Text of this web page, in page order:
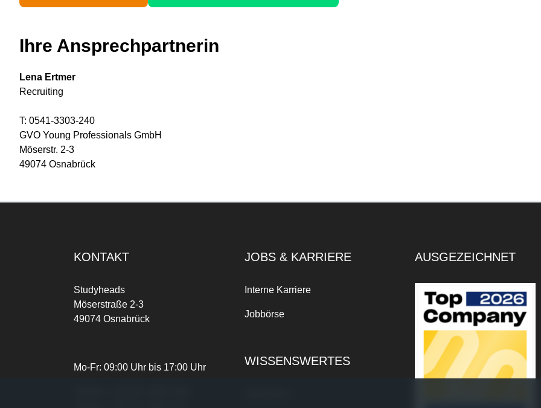
Ihre Ansprechpartnerin
Lena Ertmer
Recruiting
T: 0541-3303-240
GVO Young Professionals GmbH
Möserstr. 2-3
49074 Osnabrück
KONTAKT
Studyheads
Möserstraße 2-3
49074 Osnabrück
Mo-Fr: 09:00 Uhr bis 17:00 Uhr
JOBS & KARRIERE
Interne Karriere
Jobbörse
WISSENSWERTES
AUSGEZEICHNET